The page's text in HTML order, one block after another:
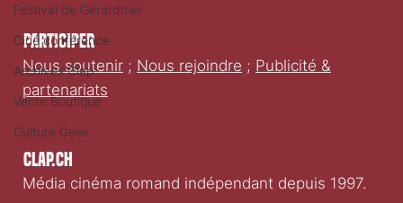
Festival de Gérardmer
Ciné conférence
Archives Clap
Vente Boutique
Culture Geek
Clap.ch
Média cinéma romand indépendant depuis 1997.
Participer
Nous soutenir ; Nous rejoindre ; Publicité &
partenariats